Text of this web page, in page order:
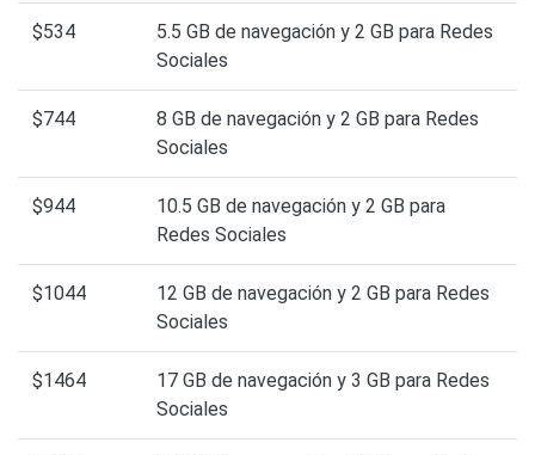
$534
5.5 GB de navegación y 2 GB para Redes
Sociales
$744
8 GB de navegación y 2 GB para Redes
Sociales
$944
10.5 GB de navegación y 2 GB para
Redes Sociales
$1044
12 GB de navegación y 2 GB para Redes
Sociales
$1464
17 GB de navegación y 3 GB para Redes
Sociales